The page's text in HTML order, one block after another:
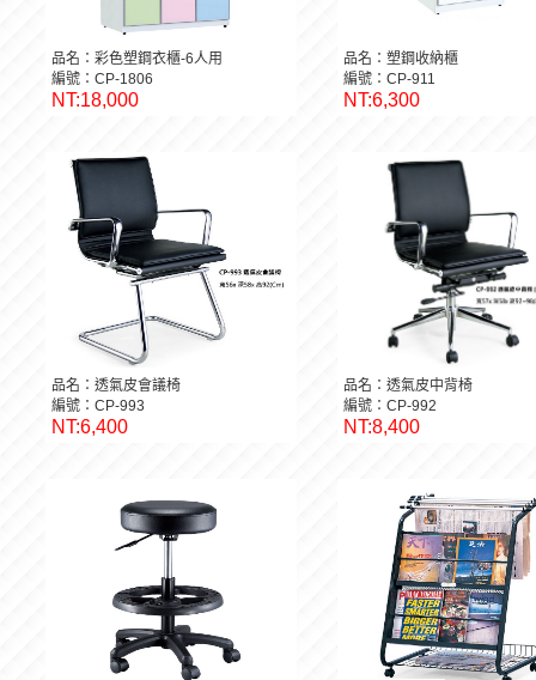
品名：彩色塑鋼衣櫃-6人用
編號：CP-1806
NT:18,000
品名：塑鋼收納櫃
編號：CP-911
NT:6,300
品名：透氣皮會議椅
編號：CP-993
NT:6,400
品名：透氣皮中背椅
編號：CP-992
NT:8,400